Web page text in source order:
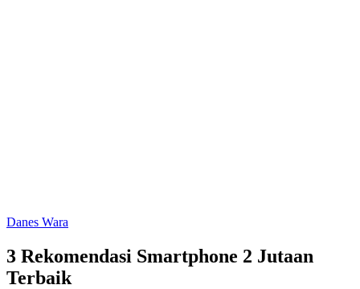
Danes Wara
3 Rekomendasi Smartphone 2 Jutaan
Terbaik